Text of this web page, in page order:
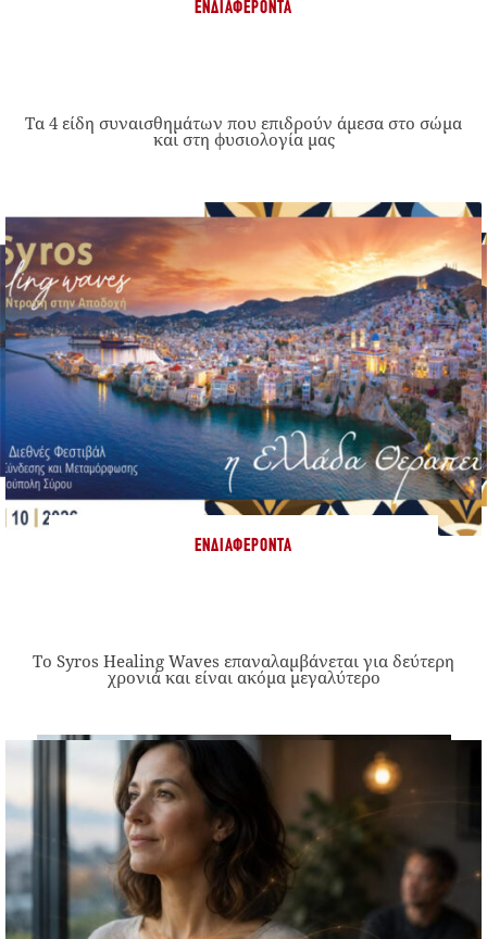
ΕΝΔΙΑΦΈΡΟΝΤΑ
Τα 4 είδη συναισθημάτων που επιδρούν άμεσα στο σώμα
και στη φυσιολογία μας
ΕΝΔΙΑΦΈΡΟΝΤΑ
Το Syros Healing Waves επαναλαμβάνεται για δεύτερη
χρονιά και είναι ακόμα μεγαλύτερο